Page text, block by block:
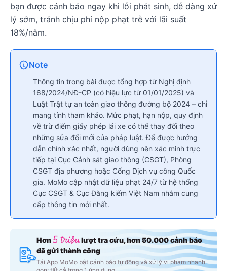
bạn được cảnh báo ngay khi lỗi phát sinh, dễ dàng xử
lý sớm, tránh chịu phí nộp phạt trễ với lãi suất
18%/năm.
Note
Thông tin trong bài được tổng hợp từ Nghị định
168/2024/NĐ-CP (có hiệu lực từ 01/01/2025) và
Luật Trật tự an toàn giao thông đường bộ 2024 – chỉ
mang tính tham khảo. Mức phạt, hạn nộp, quy định
về trừ điểm giấy phép lái xe có thể thay đổi theo
những sửa đổi mới của pháp luật. Để được hướng
dẫn chính xác nhất, người dùng nên xác minh trực
tiếp tại Cục Cảnh sát giao thông (CSGT), Phòng
CSGT địa phương hoặc Cổng Dịch vụ công Quốc
gia. MoMo cập nhật dữ liệu phạt 24/7 từ hệ thống
Cục CSGT & Cục Đăng kiểm Việt Nam nhằm cung
cấp thông tin mới nhất.
Hơn 5 triệulượt tra cứu, hơn 50.000 cảnh báo
đã gửi thành công
Tải App MoMo bật cảnh báo tự động và xử lý vi phạm nhanh